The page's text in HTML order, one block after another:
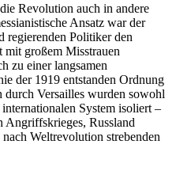
Revolution auch in andere
Ansatz war der
regierenden Politiker den
mit großem Misstrauen
zu einer langsamen
der 1919 entstanden Ordnung
Versailles wurden sowohl
System isoliert –
Angriffskrieges, Russland
Weltrevolution strebenden